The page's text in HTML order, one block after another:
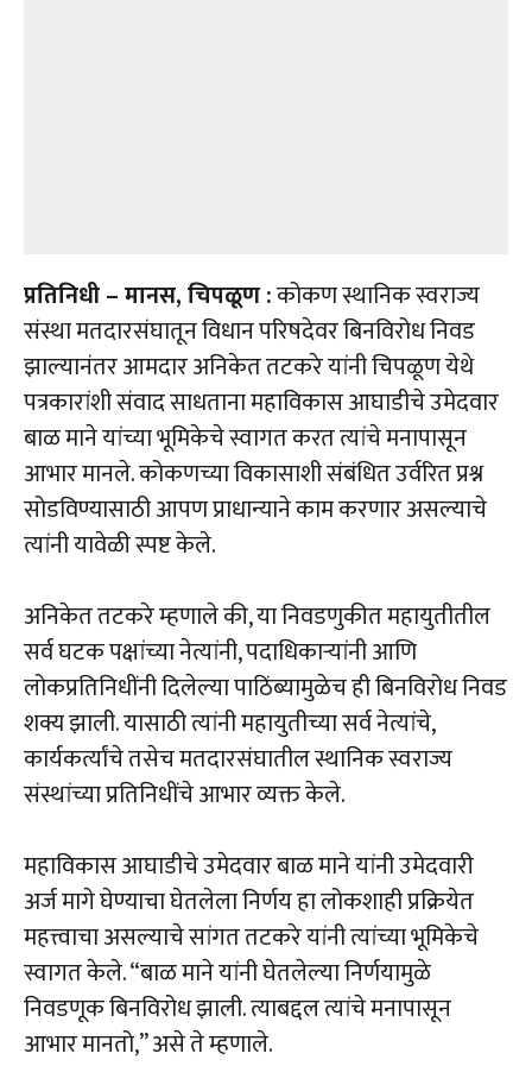
प्रतिनिधी – मानस, चिपळूण :कोकण स्थानिक स्वराज्य
संस्था मतदारसंघातून विधान परिषदेवर बिनविरोध निवड
झाल्यानंतर आमदार अनिकेत तटकरे यांनी चिपळूण येथे
पत्रकारांशी संवाद साधताना महाविकास आघाडीचे उमेदवार
बाळ माने यांच्या भूमिकेचे स्वागत करत त्यांचे मनापासून
आभार मानले. कोकणच्या विकासाशी संबंधित उर्वरित प्रश्न
सोडविण्यासाठी आपण प्राधान्याने काम करणार असल्याचे
त्यांनी यावेळी स्पष्ट केले.
अनिकेत तटकरे म्हणाले की, या निवडणुकीत महायुतीतील
सर्व घटक पक्षांच्या नेत्यांनी, पदाधिकाऱ्यांनी आणि
लोकप्रतिनिधींनी दिलेल्या पाठिंब्यामुळेच ही बिनविरोध निवड
शक्य झाली. यासाठी त्यांनी महायुतीच्या सर्व नेत्यांचे,
कार्यकर्त्यांचे तसेच मतदारसंघातील स्थानिक स्वराज्य
संस्थांच्या प्रतिनिधींचे आभार व्यक्त केले.
महाविकास आघाडीचे उमेदवार बाळ माने यांनी उमेदवारी
अर्ज मागे घेण्याचा घेतलेला निर्णय हा लोकशाही प्रक्रियेत
महत्त्वाचा असल्याचे सांगत तटकरे यांनी त्यांच्या भूमिकेचे
स्वागत केले. “बाळ माने यांनी घेतलेल्या निर्णयामुळे
निवडणूक बिनविरोध झाली. त्याबद्दल त्यांचे मनापासून
आभार मानतो,” असे ते म्हणाले.